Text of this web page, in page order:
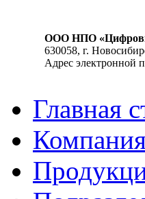
ООО НПО
630058, г.
Адрес электронной
Главная